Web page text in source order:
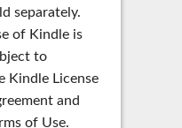
separately.
of Kindle is
to
Kindle License
and
of Use.